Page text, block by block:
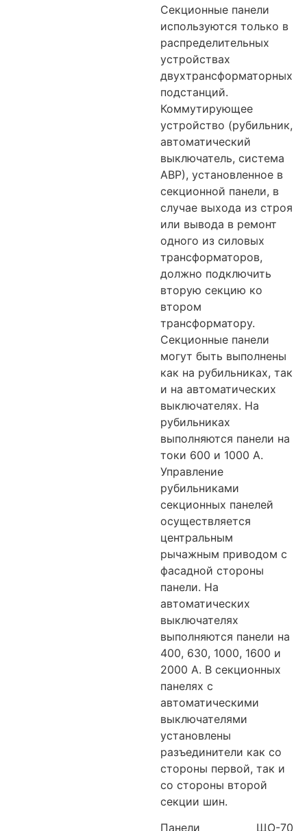
Секционные панели
используются только в
распределительных
устройствах
двухтрансформаторных
подстанций.
Коммутирующее
устройство (рубильник,
автоматический
выключатель, система
АВР), установленное в
секционной панели, в
случае выхода из строя
или вывода в ремонт
одного из силовых
трансформаторов,
должно подключить
вторую секцию ко
втором
трансформатору.
Секционные панели
могут быть выполнены
как на рубильниках, так
и на автоматических
выключателях. На
рубильниках
выполняются панели на
токи 600 и 1000 А.
Управление
рубильниками
секционных панелей
осуществляется
центральным
рычажным приводом с
фасадной стороны
панели. На
автоматических
выключателях
выполняются панели на
400, 630, 1000, 1600 и
2000 А. В секционных
панелях с
автоматическими
выключателями
установлены
разъединители как со
стороны первой, так и
со стороны второй
секции шин.
Панели ЩО-70